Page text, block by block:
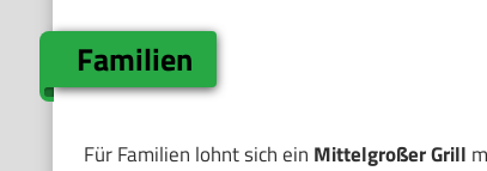
Familien
Für Familien lohnt sich ein Mittelgroßer Grill